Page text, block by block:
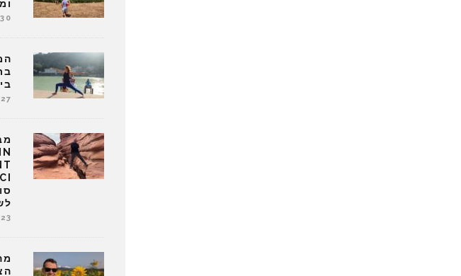
30 ביולי 2026
27 ביולי 2026
23 ביולי 2026